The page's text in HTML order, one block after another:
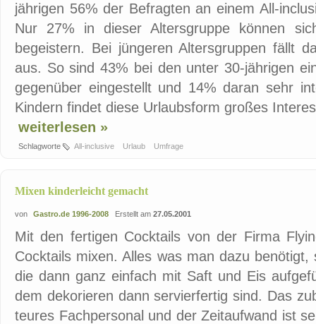
jährigen 56% der Befragten an einem All-
Nur 27% in dieser Altersgruppe können
begeistern. Bei jüngeren Altersgruppen fällt
aus. So sind 43% bei den unter 30-jährigen
gegenüber eingestellt und 14% daran sehr
Kindern findet diese Urlaubsform großes
weiterlesen »
Schlagworte All-inclusive Urlaub Umfrage
Mixen kinderleicht gemacht
von Gastro.de 1996-2008 Erstellt am 27.05.2001
Mit den fertigen Cocktails von der Firma
Cocktails mixen. Alles was man dazu
die dann ganz einfach mit Saft und Eis
dem dekorieren dann servierfertig sind. Das
teures Fachpersonal und der Zeitaufwand ist